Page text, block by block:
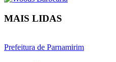
MAIS LIDAS
Prefeitura de Parnamirim